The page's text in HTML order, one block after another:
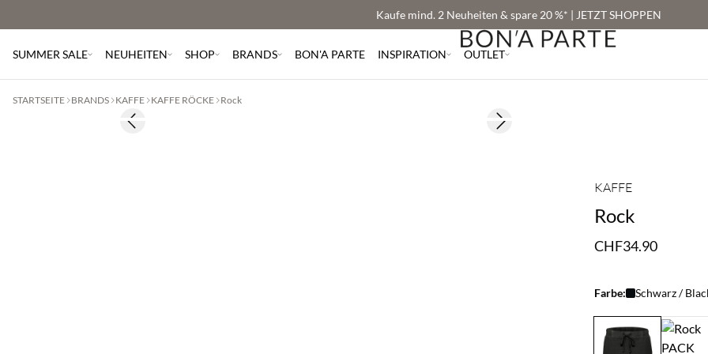
Kaufe mind. 2 Neuheiten & spare 20 %* | JETZT SHOPPEN
SUMMER SALE NEUHEITEN SHOP BRANDS BON'A PARTE INSPIRATION OUTLET
STARTSEITE BRANDS KAFFE KAFFE RÖCKE Rock
Previous slide Next slide
KAFFE
Rock
CHF34.90
Farbe: Schwarz /